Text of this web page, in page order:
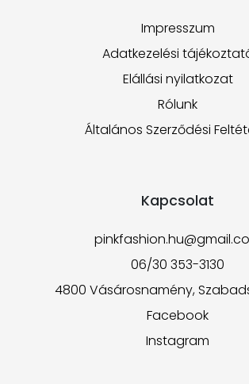
Impresszum
Adatkezelési
Elállási nyilatkozat
Rólunk
Általános Szerződési
Kapcsolat
06/30 353-3130
4800 Vásárosnamény,
Facebook
Instagram